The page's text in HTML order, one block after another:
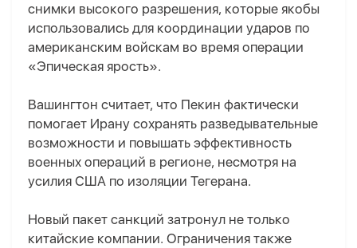
снимки высокого разрешения, которые якобы
использовались для координации ударов по
американским войскам во время операции
«Эпическая ярость».
Вашингтон считает, что Пекин фактически
помогает Ирану сохранять разведывательные
возможности и повышать эффективность
военных операций в регионе, несмотря на
усилия США по изоляции Тегерана.
Новый пакет санкций затронул не только
китайские компании. Ограничения также